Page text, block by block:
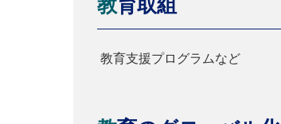
教育取組
教育支援プログラムなど